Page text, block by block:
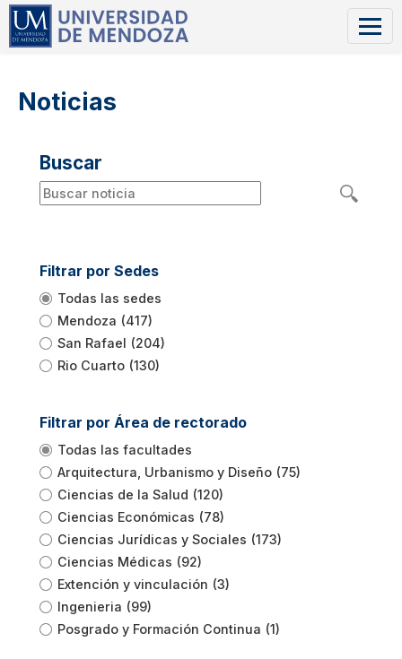
Noticias
Buscar
Filtrar por Sedes
Todas las sedes
Mendoza (417)
San Rafael (204)
Rio Cuarto (130)
Filtrar por Área de rectorado
Todas las facultades
Arquitectura, Urbanismo y Diseño (75)
Ciencias de la Salud (120)
Ciencias Económicas (78)
Ciencias Jurídicas y Sociales (173)
Ciencias Médicas (92)
Extención y vinculación (3)
Ingenieria (99)
Posgrado y Formación Continua (1)